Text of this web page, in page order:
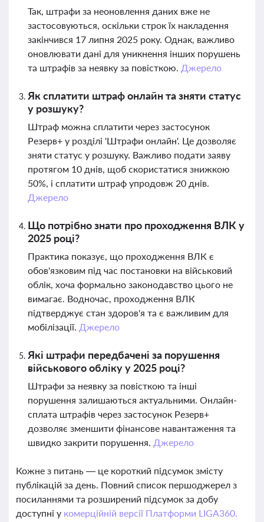
Так, штрафи за неоновлення даних вже не
застосовуються, оскільки строк їх накладення
закінчився 17 липня 2025 року. Однак, важливо
оновлювати дані для уникнення інших порушень
та штрафів за неявку за повісткою. Джерело
Як сплатити штраф онлайн та зняти статус
у розшуку?
Штраф можна сплатити через застосунок
Резерв+ у розділі 'Штрафи онлайн'. Це дозволяє
зняти статус у розшуку. Важливо подати заяву
протягом 10 днів, щоб скористатися знижкою
50%, і сплатити штраф упродовж 20 днів.
Джерело
Що потрібно знати про проходження ВЛК у
2025 році?
Практика показує, що проходження ВЛК є
обов'язковим під час постановки на військовий
облік, хоча формально законодавство цього не
вимагає. Водночас, проходження ВЛК
підтверджує стан здоров'я та є важливим для
мобілізації. Джерело
Які штрафи передбачені за порушення
військового обліку у 2025 році?
Штрафи за неявку за повісткою та інші
порушення залишаються актуальними. Онлайн-
сплата штрафів через застосунок Резерв+
дозволяє зменшити фінансове навантаження та
швидко закрити порушення. Джерело
Кожне з питань — це короткий підсумок змісту
публікацій за день. Повний список першоджерел з
посиланнями та розширений підсумок за добу
доступні у комерційній версії Платформи LIGA360.